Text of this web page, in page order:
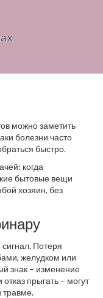
можно заметить
болезни часто
быстро.
когда
бытовые вещи
хозяин, без
сигнал. Потеря
желудком или
знак – изменение
прыгать – могут
травме.